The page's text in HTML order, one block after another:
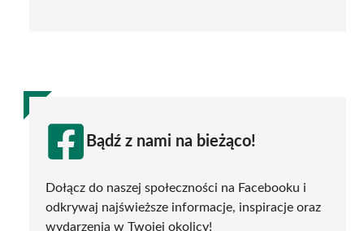
Bądź z nami na bieżąco!
Dołącz do naszej społeczności na Facebooku i
odkrywaj najświeższe informacje, inspiracje oraz
wydarzenia w Twojej okolicy!